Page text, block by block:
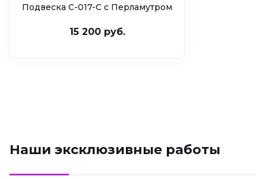
Подвеска C-017-C c Перламутром
15 200 руб.
Наши эксклюзивные работы